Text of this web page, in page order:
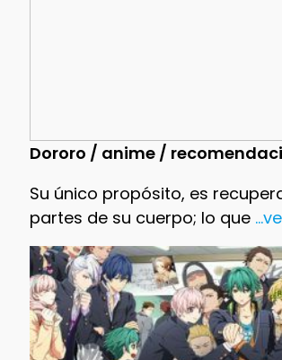
Dororo / anime /
Su único propósito, es
partes de su cuerpo; lo que